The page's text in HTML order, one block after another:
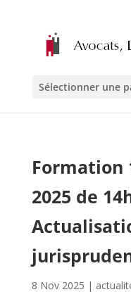
Sélectionner une
Formation
2025 de
8 Nov 2025 |